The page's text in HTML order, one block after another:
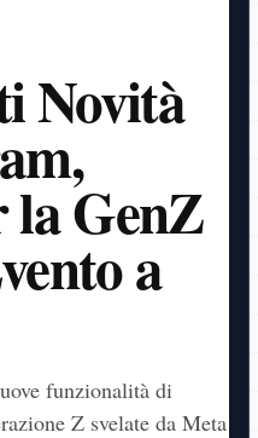
Novità
la GenZ
a
funzionalità di
Z svelate da Meta